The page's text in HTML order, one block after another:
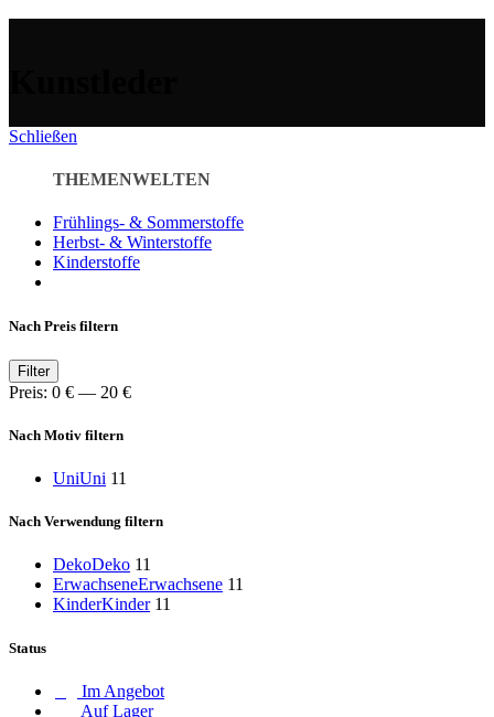
Schließen
THEMENWELTEN
Frühlings- & Sommerstoffe
Herbst- & Winterstoffe
Kinderstoffe
Nach Preis filtern
Min.
Preis
Max.
Preis
Filter
Preis: 0 € — 20 €
Nach Motiv filtern
UniUni 11
Nach Verwendung filtern
DekoDeko 11
ErwachseneErwachsene 11
KinderKinder 11
Status
Im Angebot
Auf Lager